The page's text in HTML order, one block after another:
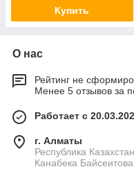
Купить
О нас
Рейтинг не
Менее 5 отзывов за
Работает с
г. Алматы
Республика
Канабека